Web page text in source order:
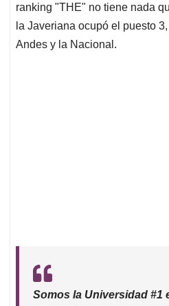
ranking "THE" no tiene nada
la Javeriana ocupó el puesto
Andes y la Nacional.
Somos la Universidad #1